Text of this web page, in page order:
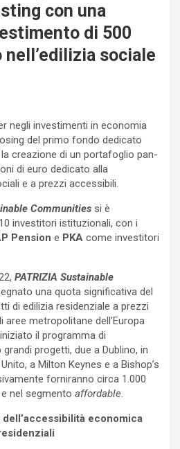
con una
di 500
sociale
negli investimenti in economia
del primo fondo dedicato
creazione di un portafoglio pan-
di euro dedicato alla
e a prezzi accessibili.
Communities si è
investitori istituzionali, con i
Pension e PKA come investitori
PATRIZIA Sustainable
una quota significativa del
di edilizia residenziale a prezzi
aree metropolitane dell’Europa
il programma di
progetti, due a Dublino, in
a Milton Keynes e a Bishop’s
forniranno circa 1.000
nel segmento affordable.
economica